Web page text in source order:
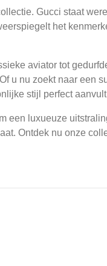
Gucci staat
het
aviator tot
u nu zoekt naar een
stijl perfect
een luxueuze
Ontdek nu onze